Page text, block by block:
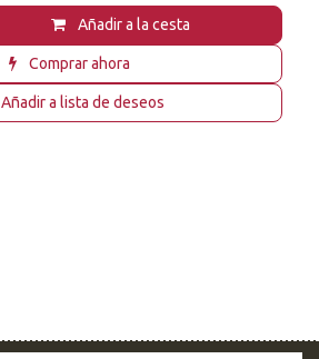
Añadir a la cesta
Comprar ahora
Añadir a lista de deseos